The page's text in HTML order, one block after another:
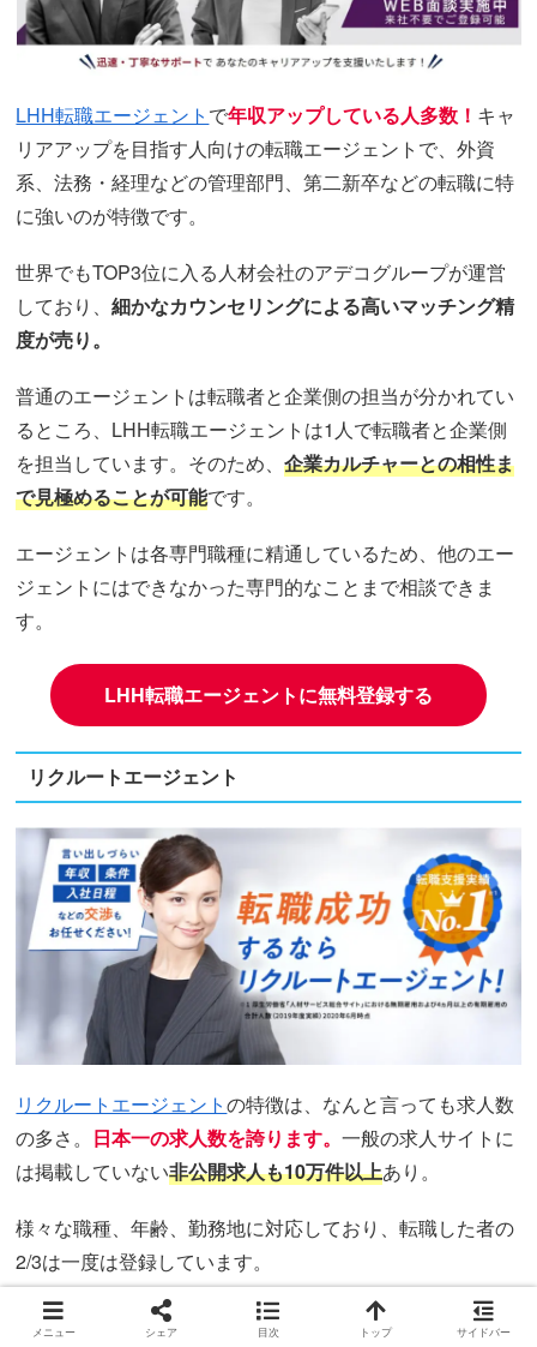
LHH転職エージェント で年収アップしている人多数！ キャ
リアアップを目指す人向けの転職エージェントで、外資
系、法務・経理などの管理部門、第二新卒などの転職に特
に強いのが特徴です。
世界でもTOP3位に入る人材会社のアデコグループが運営
しており、細かなカウンセリングによる高いマッチング精
度が売り。
普通のエージェントは転職者と企業側の担当が分かれてい
るところ、LHH転職エージェントは1人で転職者と企業側
を担当しています。そのため、企業カルチャーとの相性ま
で見極めることが可能です。
エージェントは各専門職種に精通しているため、他のエー
ジェントにはできなかった専門的なことまで相談できま
す。
LHH転職エージェントに無料登録する
リクルートエージェント
リクルートエージェントの特徴は、なんと言っても求人数
の多さ。 日本一の求人数を誇ります。一般の求人サイトに
は掲載していない非公開求人も10万件以上あり。
様々な職種、年齢、勤務地に対応しており、転職した者の
2/3は一度は登録しています。
豊富な転職支援実績データに基づく選考サポートが手厚
メニュー シェア 目次 トップ サイドバー